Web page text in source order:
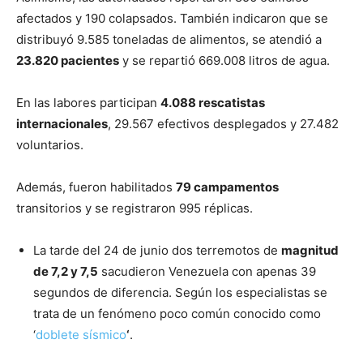
afectados y 190 colapsados. También indicaron que se
distribuyó 9.585 toneladas de alimentos, se atendió a
23.820 pacientes y se repartió 669.008 litros de agua.
En las labores participan 4.088 rescatistas
internacionales, 29.567 efectivos desplegados y 27.482
voluntarios.
Además, fueron habilitados 79 campamentos
transitorios y se registraron 995 réplicas.
La tarde del 24 de junio dos terremotos de magnitud
de 7,2 y 7,5 sacudieron Venezuela con apenas 39
segundos de diferencia. Según los especialistas se
trata de un fenómeno poco común conocido como
‘doblete sísmico‘.